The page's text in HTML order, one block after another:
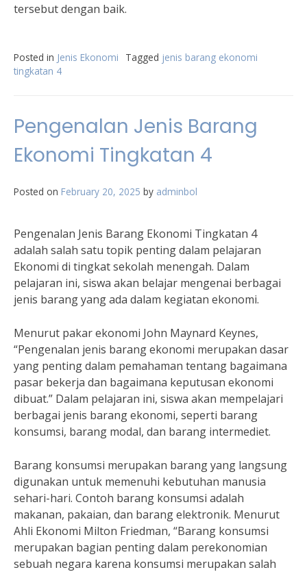
tersebut dengan baik.
Posted in Jenis Ekonomi Tagged jenis barang ekonomi
tingkatan 4
Pengenalan Jenis Barang
Ekonomi Tingkatan 4
Posted on February 20, 2025 by adminbol
Pengenalan Jenis Barang Ekonomi Tingkatan 4
adalah salah satu topik penting dalam pelajaran
Ekonomi di tingkat sekolah menengah. Dalam
pelajaran ini, siswa akan belajar mengenai berbagai
jenis barang yang ada dalam kegiatan ekonomi.
Menurut pakar ekonomi John Maynard Keynes,
“Pengenalan jenis barang ekonomi merupakan dasar
yang penting dalam pemahaman tentang bagaimana
pasar bekerja dan bagaimana keputusan ekonomi
dibuat.” Dalam pelajaran ini, siswa akan mempelajari
berbagai jenis barang ekonomi, seperti barang
konsumsi, barang modal, dan barang intermediet.
Barang konsumsi merupakan barang yang langsung
digunakan untuk memenuhi kebutuhan manusia
sehari-hari. Contoh barang konsumsi adalah
makanan, pakaian, dan barang elektronik. Menurut
Ahli Ekonomi Milton Friedman, “Barang konsumsi
merupakan bagian penting dalam perekonomian
sebuah negara karena konsumsi merupakan salah